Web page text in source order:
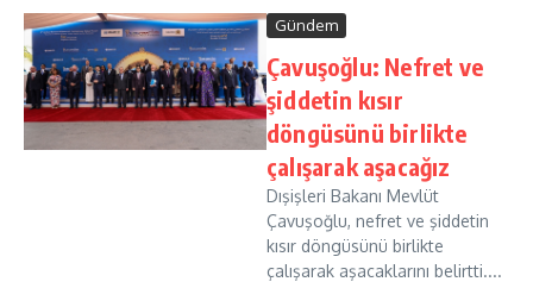
Gündem
Çavuşoğlu: Nefret ve
şiddetin kısır
döngüsünü birlikte
çalışarak aşacağız
Dışişleri Bakanı Mevlüt
Çavuşoğlu, nefret ve şiddetin
kısır döngüsünü birlikte
çalışarak aşacaklarını belirtti....